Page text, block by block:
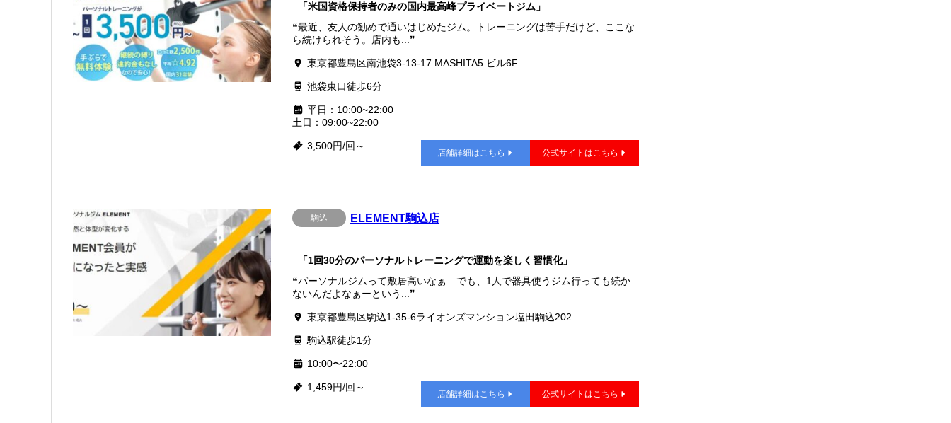
「米国資格保持者のみの国内最高峰プライベートジム」
❝最近、友人の勧めで通いはじめたジム。トレーニングは苦手だけど、ここな
ら続けられそう。店内も...❞
東京都豊島区南池袋3-13-17 MASHITA5 ビル6F
池袋東口徒歩6分
平日：10:00~22:00
土日：09:00~22:00
3,500円/回～
店舗詳細はこちら 公式サイトはこちら
駒込 ELEMENT駒込店
「1回30分のパーソナルトレーニングで運動を楽しく習慣化」
❝パーソナルジムって敷居高いなぁ…でも、1人で器具使うジム行っても続か
ないんだよなぁーという...❞
東京都豊島区駒込1-35-6ライオンズマンション塩田駒込202
駒込駅徒歩1分
10:00〜22:00
1,459円/回～
店舗詳細はこちら 公式サイトはこちら